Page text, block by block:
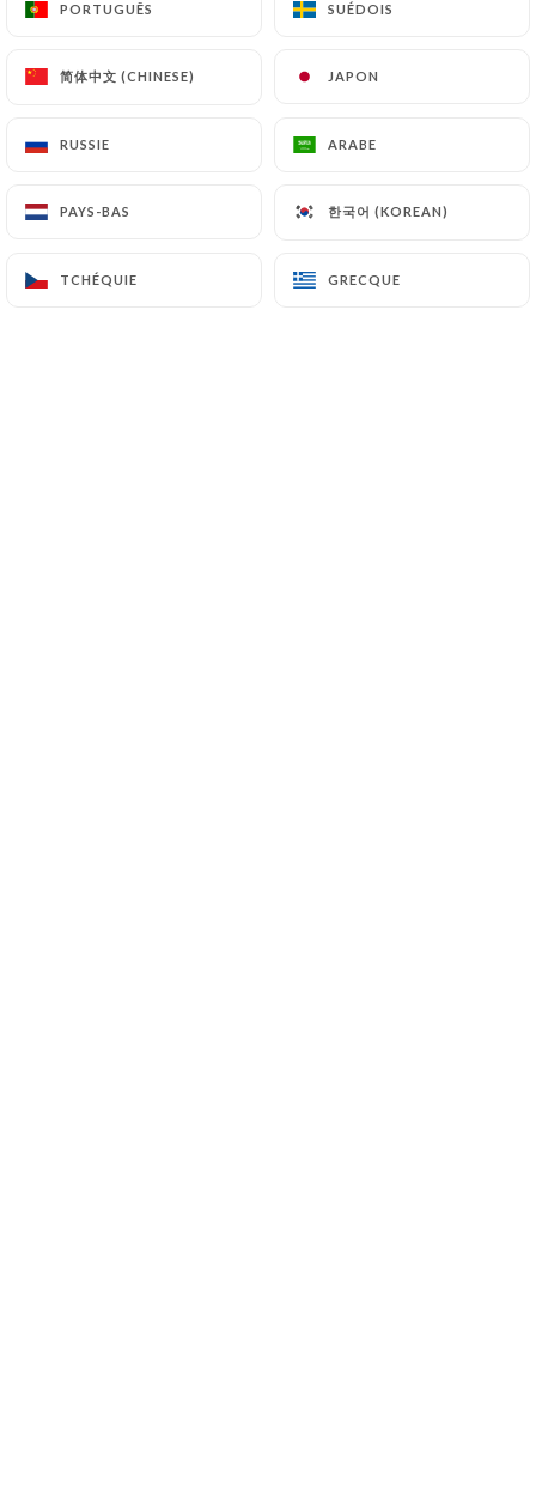
PORTUGUÊS SUÉDOIS
简体中文 (CHINESE) JAPON
RUSSIE ARABE
PAYS-BAS 한국어 (KOREAN)
TCHÉQUIE GRECQUE
PORTUGUÊS SUÉDOIS
简体中文 (CHINESE) JAPON
RUSSIE ARABE
PAYS-BAS 한국어 (KOREAN)
TCHÉQUIE GRECQUE